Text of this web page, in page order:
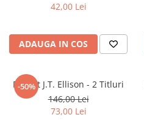
SealfHealing
Sport
Starea de bine
AudioBook
Beletristica
42,00 Lei
ADAUGA IN COS
-50%
Pachet J.T. Ellison - 2 Titluri
146,00 Lei
73,00 Lei